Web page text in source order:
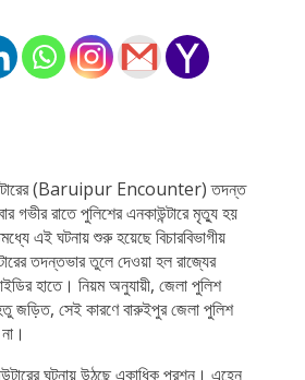
(Baruipur Encounter) তদন্ত
গভীর রাতে পুলিশের এনকাউন্টারে মৃত্যু হয়
এই ঘটনায় শুরু হয়েছে বিচারবিভাগীয়
তদন্তভার তুলে দেওয়া হল রাজ্যের
হাতে। নিয়ম অনুযায়ী, জেলা পুলিশ
জড়িত, সেই কারণে বারুইপুর জেলা পুলিশ
ঘটনায় উঠছে একাধিক প্রশ্ন। এহেন